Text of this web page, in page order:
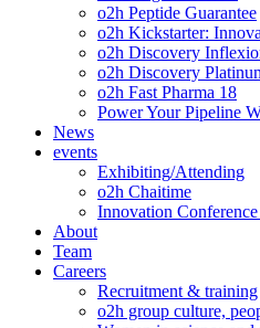
o2h Peptide Guarantee
o2h Kickstarter:
o2h Discovery
o2h Discovery
o2h Fast Pharma 18
Power Your Pipeline
News
events
Exhibiting/Attending
o2h Chaitime
Innovation
About
Team
Careers
Recruitment & training
o2h group culture,